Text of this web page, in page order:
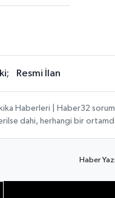
Resmi İlan
Haberleri | Haber32
dahi, herhangi bir
Haber